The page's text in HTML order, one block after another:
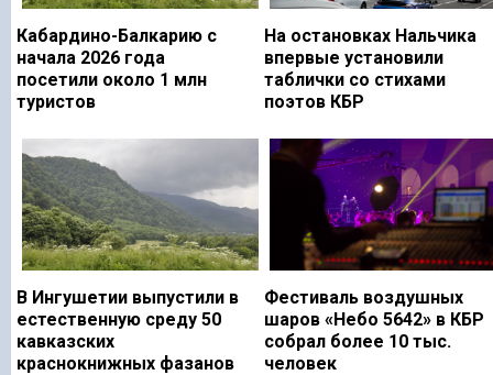
Кабардино-Балкарию с
начала 2026 года
посетили около 1 млн
туристов
На остановках Нальчика
впервые установили
таблички со стихами
поэтов КБР
В Ингушетии выпустили в
естественную среду 50
кавказских
краснокнижных фазанов
Фестиваль воздушных
шаров «Небо 5642» в КБР
собрал более 10 тыс.
человек